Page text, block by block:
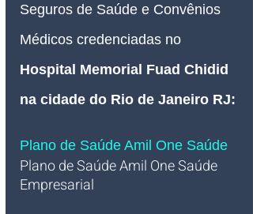
Seguros de Saúde e Convênios
Médicos credenciadas no
Hospital Memorial Fuad Chidid
na cidade do Rio de Janeiro RJ:
Plano de Saúde Amil One Saúde
Plano de Saúde Amil One Saúde
Empresarial